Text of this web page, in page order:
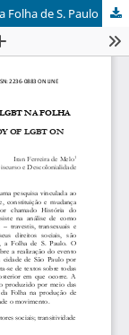
Folha de S. Paulo